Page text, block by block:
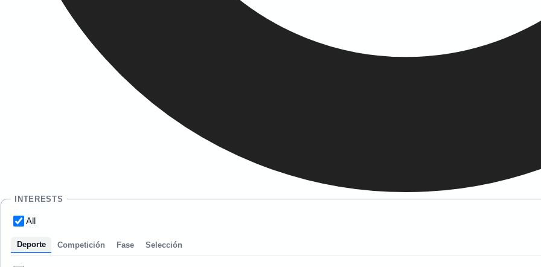
INTERESTS
All
Deporte Competición Fase Selección